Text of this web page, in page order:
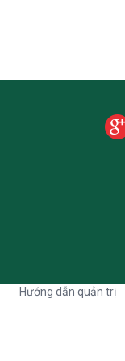
Hướng dẫn quản trị